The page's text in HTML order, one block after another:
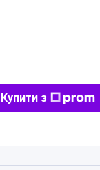
Купити з